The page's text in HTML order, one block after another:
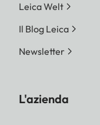
Leica Welt
Il Blog Leica
Newsletter
L'azienda